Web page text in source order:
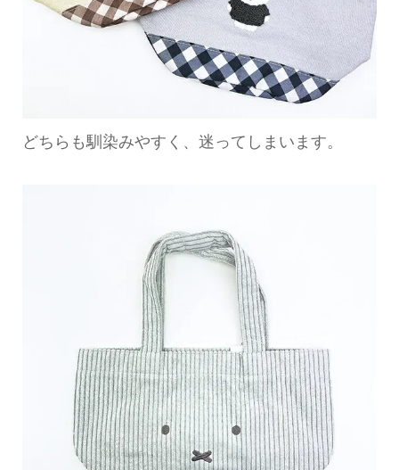
どちらも馴染みやすく、迷ってしまいます。